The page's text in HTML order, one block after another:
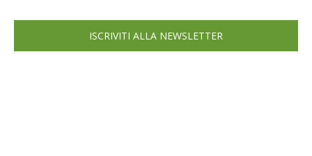
ISCRIVITI ALLA NEWSLETTER